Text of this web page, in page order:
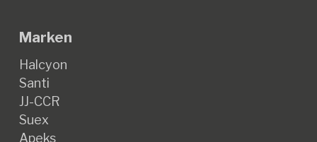
Marken
Halcyon
Santi
JJ-CCR
Suex
Apeks